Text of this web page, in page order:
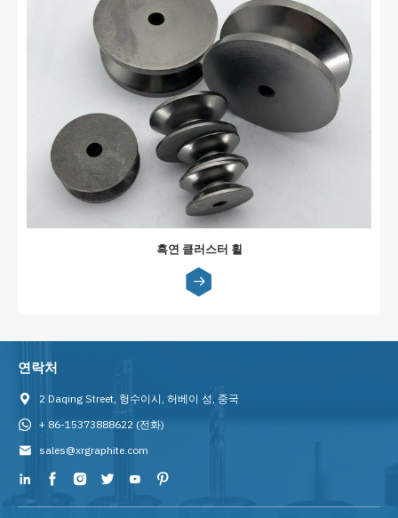
흑연 클러스터 휠
연락처
2 Daqing Street, 헝수이시, 허베이 성, 중국
+ 86-15373888622 (전화)
sales@xrgraphite.com